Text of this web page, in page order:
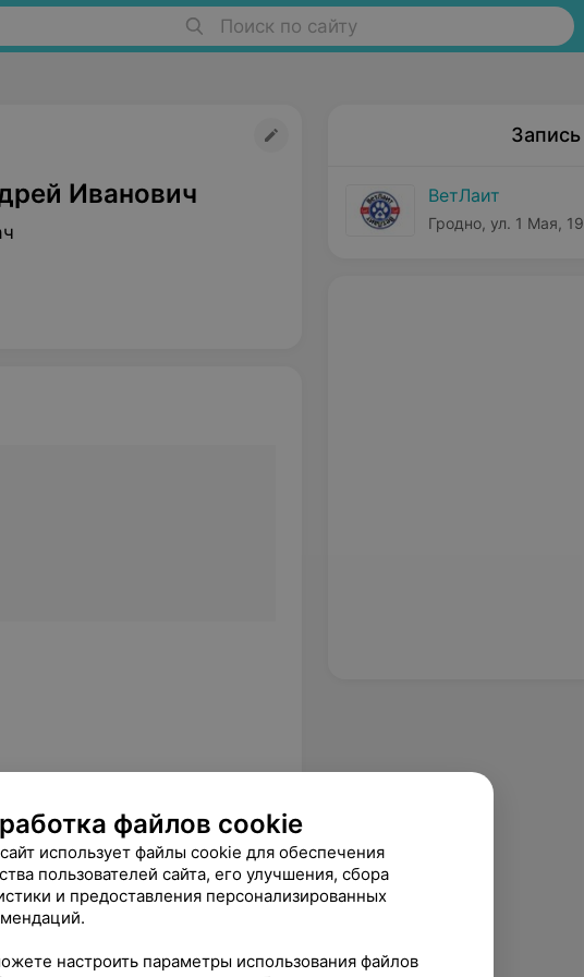
Поиск по сайту
Иванович
врачом, работал в
и хирургом;
ветеринарным врачом в
Запись
ВетЛаит
Гродно, ул. 1 Мая, 19
файлов cookie
использует файлы cookie для обеспечения
пользователей сайта, его улучшения, сбора
и предоставления персонализированных
настроить параметры использования файлов